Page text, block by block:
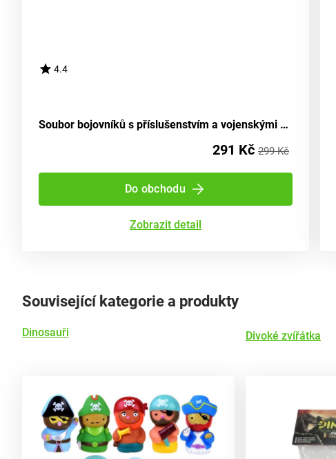
4.4
Soubor bojovníků s příslušenstvím a vojenskými prostředky
291 Kč 299 Kč
Do obchodu
Zobrazit detail
Související kategorie a produkty
Dinosauři Divoké zvířátka